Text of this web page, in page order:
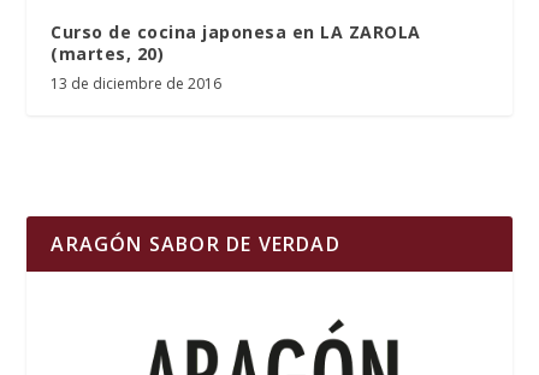
Curso de cocina japonesa en LA ZAROLA
(martes, 20)
13 de diciembre de 2016
ARAGÓN SABOR DE VERDAD